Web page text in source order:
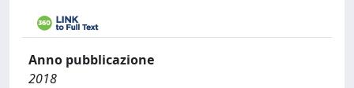
Anno pubblicazione
2018